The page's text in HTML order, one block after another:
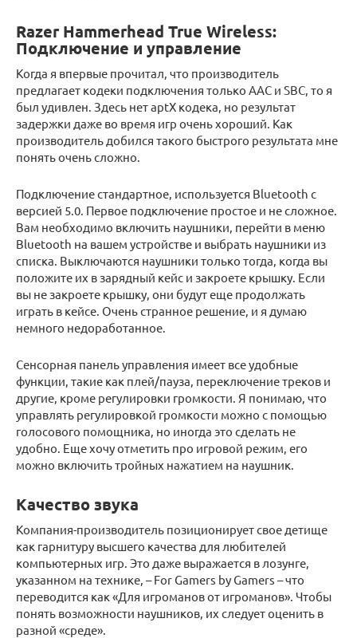
Razer Hammerhead True Wireless:
Подключение и управление
Когда я впервые прочитал, что производитель
предлагает кодеки подключения только AAC и SBC, то я
был удивлен. Здесь нет aptX кодека, но результат
задержки даже во время игр очень хороший. Как
производитель добился такого быстрого результата мне
понять очень сложно.
Подключение стандартное, используется Bluetooth с
версией 5.0. Первое подключение простое и не сложное.
Вам необходимо включить наушники, перейти в меню
Bluetooth на вашем устройстве и выбрать наушники из
списка. Выключаются наушники только тогда, когда вы
положите их в зарядный кейс и закроете крышку. Если
вы не закроете крышку, они будут еще продолжать
играть в кейсе. Очень странное решение, и я думаю
немного недоработанное.
Сенсорная панель управления имеет все удобные
функции, такие как плей/пауза, переключение треков и
другие, кроме регулировки громкости. Я понимаю, что
управлять регулировкой громкости можно с помощью
голосового помощника, но иногда это сделать не
удобно. Еще хочу отметить про игровой режим, его
можно включить тройных нажатием на наушник.
Качество звука
Компания-производитель позиционирует свое детище
как гарнитуру высшего качества для любителей
компьютерных игр. Это даже выражается в лозунге,
указанном на технике, – For Gamers by Gamers – что
переводится как «Для игроманов от игроманов». Чтобы
понять возможности наушников, их следует оценить в
разной «среде».